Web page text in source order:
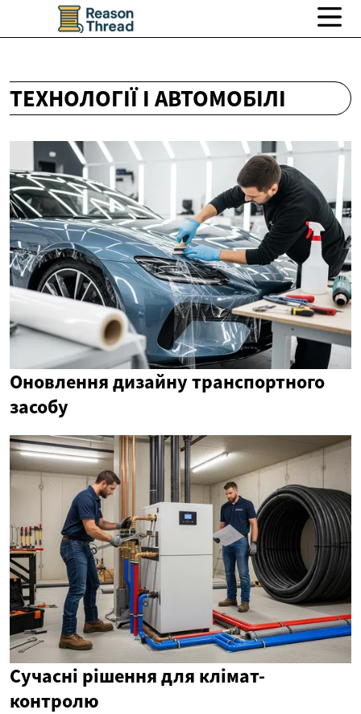
ТЕХНОЛОГІЇ І АВТОМОБІЛІ
Оновлення дизайну транспортного
засобу
Сучасні рішення для клімат-
контролю